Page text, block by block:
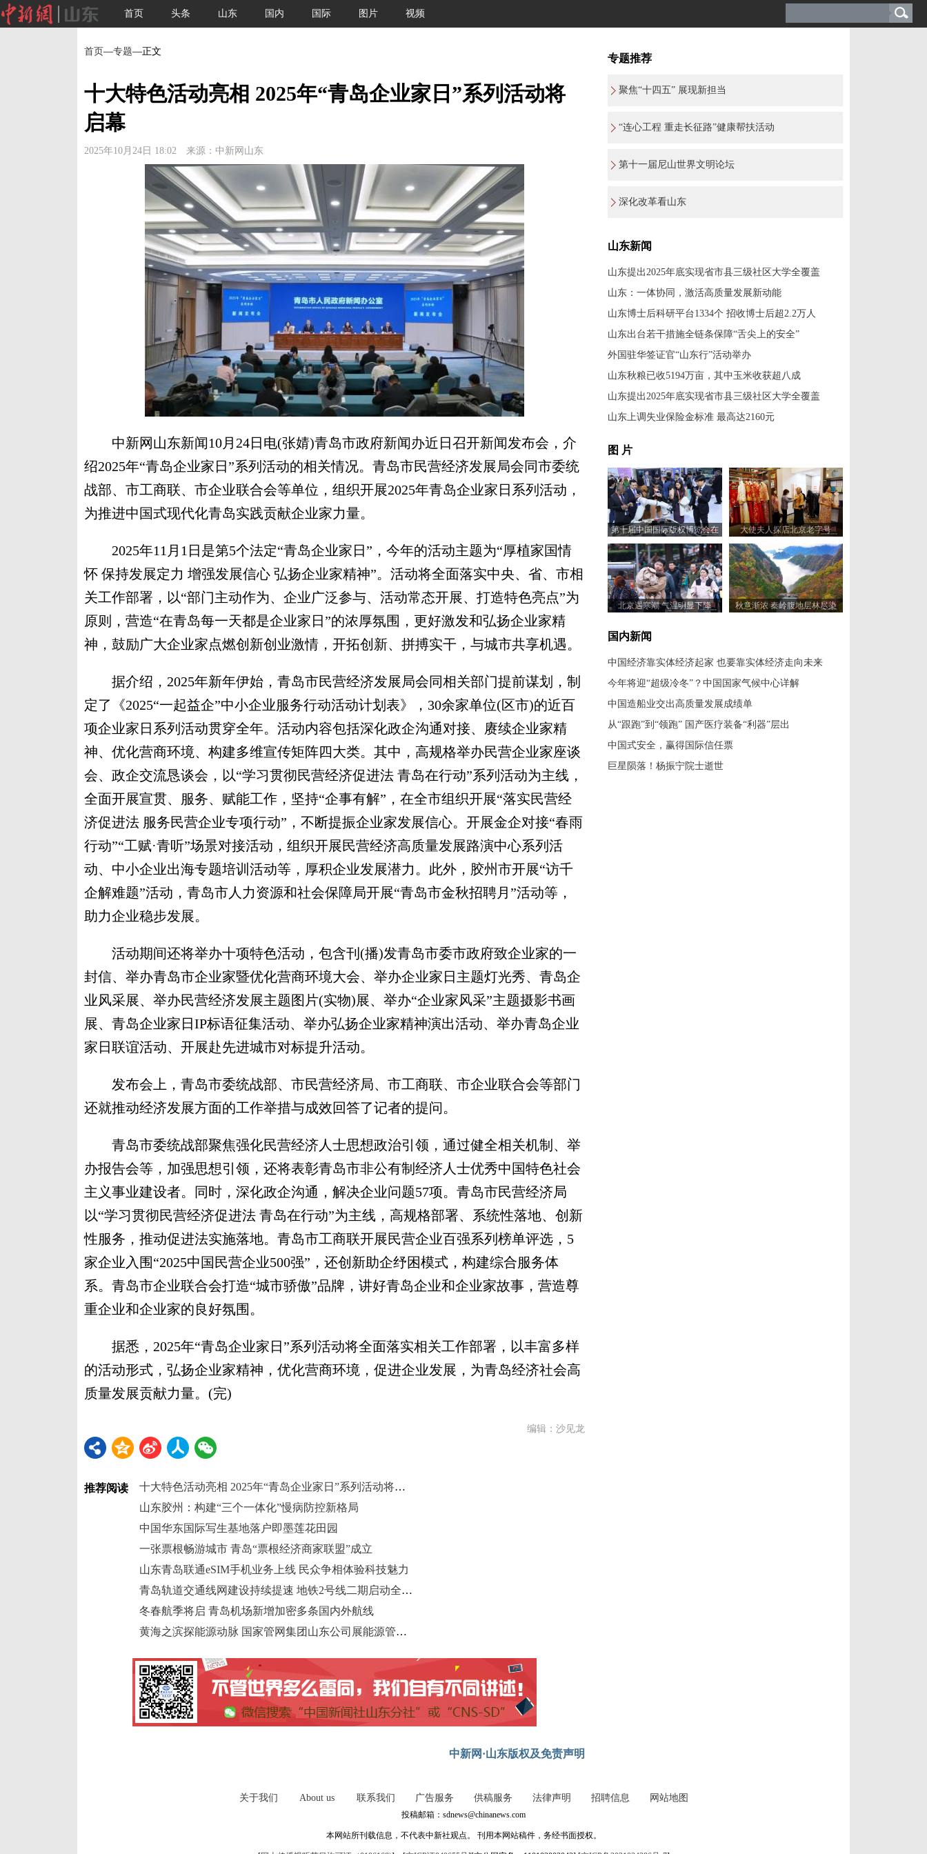
首页 头条 山东 国内 国际 图片 视频
首页—专题—正文
十大特色活动亮相 2025年“青岛企业家日”系列活动将
启幕
2025年10月24日 18:02 来源：中新网山东
中新网山东新闻10月24日电(张婧)青岛市政府新闻办近日召开新闻发布会，介
绍2025年“青岛企业家日”系列活动的相关情况。青岛市民营经济发展局会同市委统
战部、市工商联、市企业联合会等单位，组织开展2025年青岛企业家日系列活动，
为推进中国式现代化青岛实践贡献企业家力量。
2025年11月1日是第5个法定“青岛企业家日”，今年的活动主题为“厚植家国情
怀 保持发展定力 增强发展信心 弘扬企业家精神”。活动将全面落实中央、省、市相
关工作部署，以“部门主动作为、企业广泛参与、活动常态开展、打造特色亮点”为
原则，营造“在青岛每一天都是企业家日”的浓厚氛围，更好激发和弘扬企业家精
神，鼓励广大企业家点燃创新创业激情，开拓创新、拼搏实干，与城市共享机遇。
据介绍，2025年新年伊始，青岛市民营经济发展局会同相关部门提前谋划，制
定了《2025“一起益企”中小企业服务行动活动计划表》，30余家单位(区市)的近百
项企业家日系列活动贯穿全年。活动内容包括深化政企沟通对接、赓续企业家精
神、优化营商环境、构建多维宣传矩阵四大类。其中，高规格举办民营企业家座谈
会、政企交流恳谈会，以“学习贯彻民营经济促进法 青岛在行动”系列活动为主线，
全面开展宣贯、服务、赋能工作，坚持“企事有解”，在全市组织开展“落实民营经
济促进法 服务民营企业专项行动”，不断提振企业家发展信心。开展金企对接“春雨
行动”“工赋·青听”场景对接活动，组织开展民营经济高质量发展路演中心系列活
动、中小企业出海专题培训活动等，厚积企业发展潜力。此外，胶州市开展“访千
企解难题”活动，青岛市人力资源和社会保障局开展“青岛市金秋招聘月”活动等，
助力企业稳步发展。
活动期间还将举办十项特色活动，包含刊(播)发青岛市委市政府致企业家的一
封信、举办青岛市企业家暨优化营商环境大会、举办企业家日主题灯光秀、青岛企
业风采展、举办民营经济发展主题图片(实物)展、举办“企业家风采”主题摄影书画
展、青岛企业家日IP标语征集活动、举办弘扬企业家精神演出活动、举办青岛企业
家日联谊活动、开展赴先进城市对标提升活动。
发布会上，青岛市委统战部、市民营经济局、市工商联、市企业联合会等部门
还就推动经济发展方面的工作举措与成效回答了记者的提问。
青岛市委统战部聚焦强化民营经济人士思想政治引领，通过健全相关机制、举
办报告会等，加强思想引领，还将表彰青岛市非公有制经济人士优秀中国特色社会
主义事业建设者。同时，深化政企沟通，解决企业问题57项。青岛市民营经济局
以“学习贯彻民营经济促进法 青岛在行动”为主线，高规格部署、系统性落地、创新
性服务，推动促进法实施落地。青岛市工商联开展民营企业百强系列榜单评选，5
家企业入围“2025中国民营企业500强”，还创新助企纾困模式，构建综合服务体
系。青岛市企业联合会打造“城市骄傲”品牌，讲好青岛企业和企业家故事，营造尊
重企业和企业家的良好氛围。
据悉，2025年“青岛企业家日”系列活动将全面落实相关工作部署，以丰富多样
的活动形式，弘扬企业家精神，优化营商环境，促进企业发展，为青岛经济社会高
质量发展贡献力量。(完)
编辑：沙见龙
推荐阅读
十大特色活动亮相 2025年“青岛企业家日”系列活动将启幕
山东胶州：构建“三个一体化”慢病防控新格局
中国华东国际写生基地落户即墨莲花田园
一张票根畅游城市 青岛“票根经济商家联盟”成立
山东青岛联通eSIM手机业务上线 民众争相体验科技魅力
青岛轨道交通线网建设持续提速 地铁2号线二期启动全线铺轨
冬春航季将启 青岛机场新增加密多条国内外航线
黄海之滨探能源动脉 国家管网集团山东公司展能源管输“新质生产力”
中新网·山东版权及免责声明
专题推荐
聚焦“十四五” 展现新担当
“连心工程 重走长征路”健康帮扶活动
第十一届尼山世界文明论坛
深化改革看山东
山东新闻
山东提出2025年底实现省市县三级社区大学全覆盖
山东：一体协同，激活高质量发展新动能
山东博士后科研平台1334个 招收博士后超2.2万人
山东出台若干措施全链条保障“舌尖上的安全”
外国驻华签证官“山东行”活动举办
山东秋粮已收5194万亩，其中玉米收获超八成
山东提出2025年底实现省市县三级社区大学全覆盖
山东上调失业保险金标准 最高达2160元
图 片
第十届中国国际版权博览会在
山东青岛开幕
大使夫人探店北京老字号
北京遇寒潮 气温明显下降 秋意渐浓 秦岭腹地层林尽染
国内新闻
中国经济靠实体经济起家 也要靠实体经济走向未来
今年将迎“超级冷冬”？中国国家气候中心详解
中国造船业交出高质量发展成绩单
从“跟跑”到“领跑” 国产医疗装备“利器”层出
中国式安全，赢得国际信任票
巨星陨落！杨振宁院士逝世
关于我们 About us 联系我们 广告服务 供稿服务 法律声明 招聘信息 网站地图
投稿邮箱：sdnews@chinanews.com
本网站所刊载信息，不代表中新社观点。 刊用本网站稿件，务经书面授权。